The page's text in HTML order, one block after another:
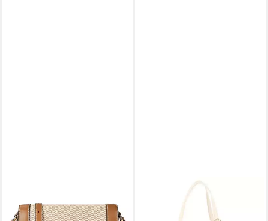
Umhängetasche Giocca,
Baumwolle
Schultertasche Tote, aus